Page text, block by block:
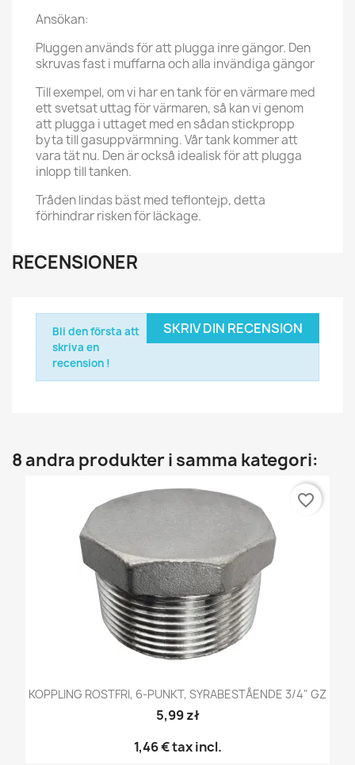
Ansökan:
Pluggen används för att plugga inre gängor. Den
skruvas fast i muffarna och alla invändiga gängor
Till exempel, om vi har en tank för en värmare med
ett svetsat uttag för värmaren, så kan vi genom
att plugga i uttaget med en sådan stickpropp
byta till gasuppvärmning. Vår tank kommer att
vara tät nu. Den är också idealisk för att plugga
inlopp till tanken.
Tråden lindas bäst med teflontejp, detta
förhindrar risken för läckage.
RECENSIONER
SKRIV DIN RECENSION
Bli den första att
skriva en
recension !
8 andra produkter i samma kategori:
KOPPLING ROSTFRI, 6-PUNKT, SYRABESTÅENDE 3/4" GZ
5,99 zł
1,46 €tax incl.
favorite_border